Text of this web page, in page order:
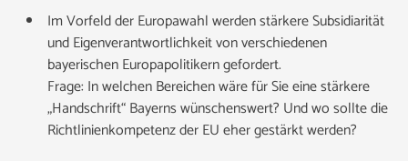
Im Vorfeld der Europawahl werden stärkere Subsidiarität
und Eigenverantwortlichkeit von verschiedenen
bayerischen Europapolitikern gefordert.
Frage: In welchen Bereichen wäre für Sie eine stärkere
„Handschrift“ Bayerns wünschenswert? Und wo sollte die
Richtlinienkompetenz der EU eher gestärkt werden?